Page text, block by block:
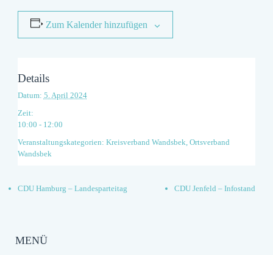
Zum Kalender hinzufügen
Details
Datum: 5. April 2024
Zeit:
10:00 - 12:00
Veranstaltungskategorien: Kreisverband Wandsbek, Ortsverband
Wandsbek
CDU Hamburg – Landesparteitag CDU Jenfeld – Infostand
MENÜ